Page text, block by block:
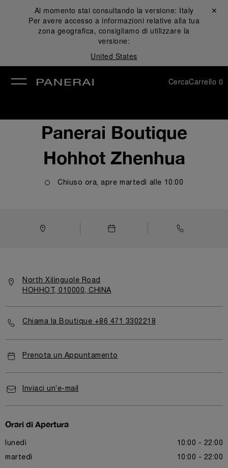
Al momento stai consultando la versione: Italy
Per avere accesso a informazioni relative alla tua
zona geografica, consigliamo di utilizzare la
versione:
United States
Chiudi ✕
CercaCarrello 0
Panerai Boutique
Hohhot Zhenhua
Chiuso ora, apre martedì alle 10:00
North Xilinguole Road
HOHHOT, 010000, CHINA
Chiama la Boutique +86 471 3302218
Prenota un Appuntamento
Inviaci un’e-mail
Orari di Apertura
lunedì 10:00 - 22:00
martedì 10:00 - 22:00